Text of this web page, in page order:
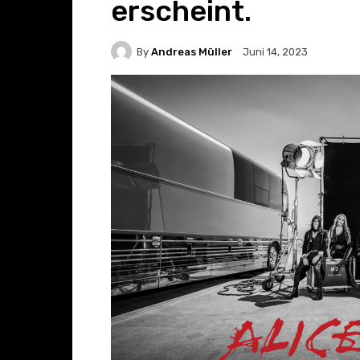
erscheint.
By Andreas Müller Juni 14, 2023